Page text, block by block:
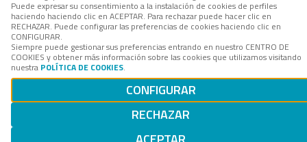
Puede expresar su consentimiento a la instalación de cookies de perfiles
haciendo haciendo clic en ACEPTAR. Para rechazar puede hacer clic en
RECHAZAR. Puede configurar las preferencias de cookies haciendo clic en
CONFIGURAR.
Siempre puede gestionar sus preferencias entrando en nuestro CENTRO DE
COOKIES y obtener más información sobre las cookies que utilizamos visitando
nuestra POLÍTICA DE COOKIES.
CONFIGURAR
RECHAZAR